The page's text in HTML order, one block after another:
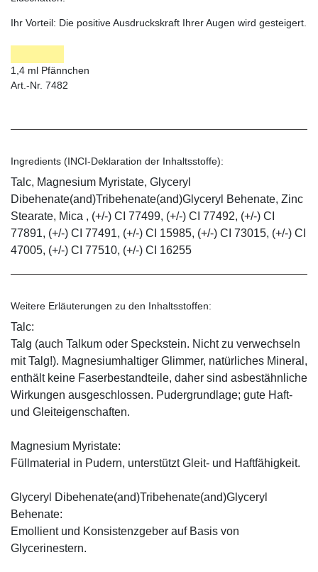
Ihr Vorteil: Die positive Ausdruckskraft Ihrer Augen wird gesteigert.
1,4 ml Pfännchen
Art.-Nr. 7482
Ingredients (INCI-Deklaration der Inhaltsstoffe):
Talc, Magnesium Myristate, Glyceryl
Dibehenate(and)Tribehenate(and)Glyceryl Behenate, Zinc
Stearate, Mica , (+/-) CI 77499, (+/-) CI 77492, (+/-) CI
77891, (+/-) CI 77491, (+/-) CI 15985, (+/-) CI 73015, (+/-) CI
47005, (+/-) CI 77510, (+/-) CI 16255
Weitere Erläuterungen zu den Inhaltsstoffen:
Talc:
Talg (auch Talkum oder Speckstein. Nicht zu verwechseln
mit Talg!). Magnesiumhaltiger Glimmer, natürliches Mineral,
enthält keine Faserbestandteile, daher sind asbestähnliche
Wirkungen ausgeschlossen. Pudergrundlage; gute Haft-
und Gleiteigenschaften.
Magnesium Myristate:
Füllmaterial in Pudern, unterstützt Gleit- und Haftfähigkeit.
Glyceryl Dibehenate(and)Tribehenate(and)Glyceryl
Behenate:
Emollient und Konsistenzgeber auf Basis von
Glycerinestern.